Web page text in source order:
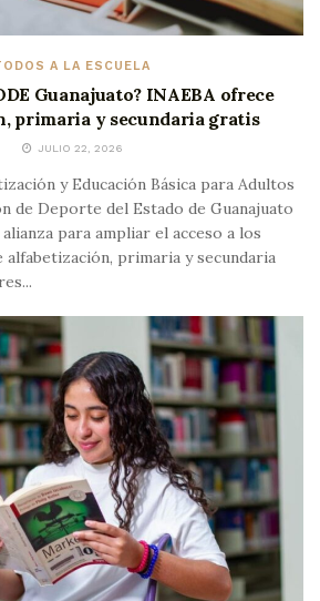
A LA ESCUELA
Guanajuato? INAEBA ofrece
primaria y secundaria gratis
JULIO 22, 2026
y Educación Básica para Adultos
de Deporte del Estado de Guanajuato
para ampliar el acceso a los
primaria y secundaria